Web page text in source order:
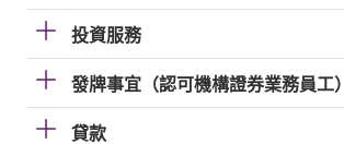
投資服務
發牌事宜（認可機構證券業務員工）
貸款